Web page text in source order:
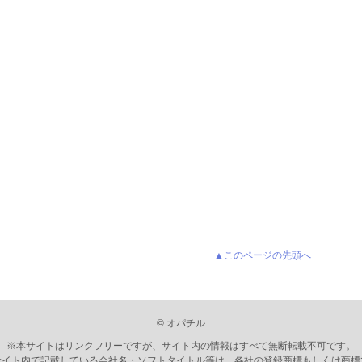
▲このページの先頭へ
© オパチル
※本サイトはリンクフリーですが、サイト内の情報はすべて無断転載不可です。